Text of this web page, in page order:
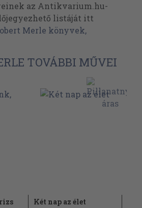
az Antikvarium.hu-
listáját itt
Merle könyvek,
TOVÁBBI MŰVEI
Két nap az élet